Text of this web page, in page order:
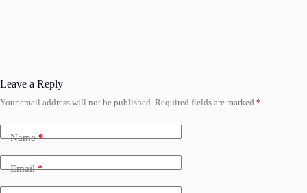
Leave a Reply
Your email address will not be published. Required fields are marked *
Name*
Email*